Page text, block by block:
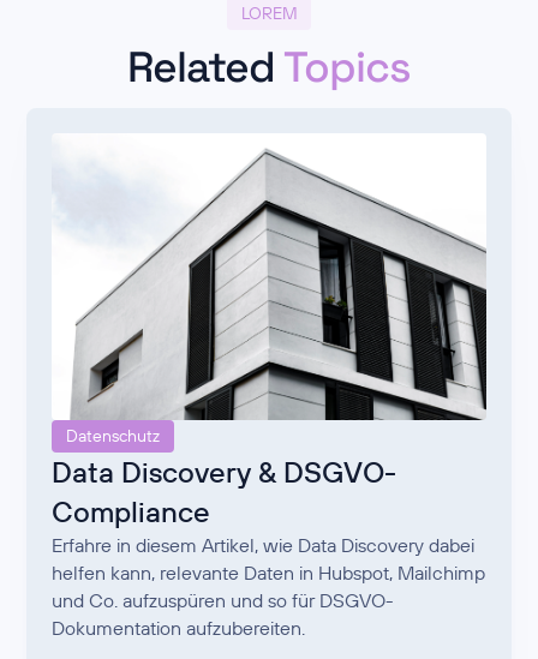
LOREM
Related Topics
Datenschutz
Data Discovery & DSGVO-
Compliance
Erfahre in diesem Artikel, wie Data Discovery dabei
helfen kann, relevante Daten in Hubspot, Mailchimp
und Co. aufzuspüren und so für DSGVO-
Dokumentation aufzubereiten.